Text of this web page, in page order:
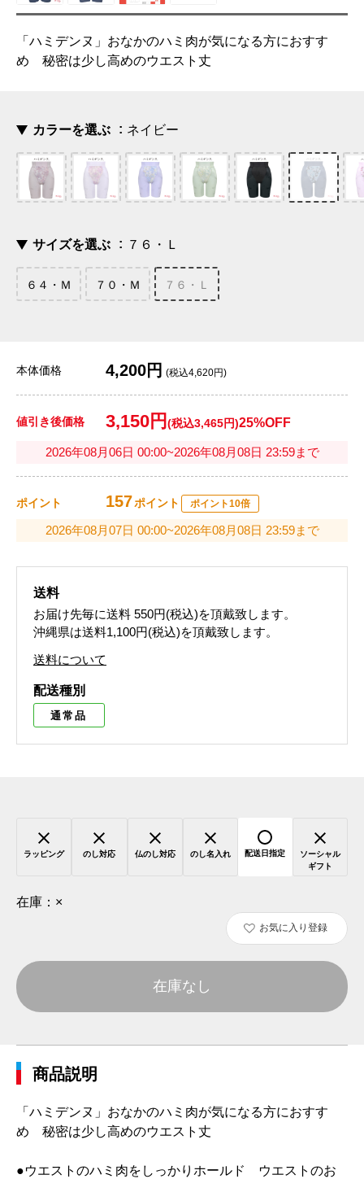
「ハミデンヌ」おなかのハミ肉が気になる方におすす
め 秘密は少し高めのウエスト丈
カラーを選ぶ ネイビー
サイズを選ぶ ７６・Ｌ
６４・Ｍ ７０・Ｍ ７６・Ｌ
本体価格 4,200円 (税込4,620円)
値引き後価格 3,150円 (税込3,465円)25%OFF
2026年08月06日 00:00~2026年08月08日 23:59まで
ポイント 157ポイント ポイント10倍
2026年08月07日 00:00~2026年08月08日 23:59まで
送料
お届け先毎に送料 550円(税込)を頂戴致します。
沖縄県は送料1,100円(税込)を頂戴致します。
送料について
配送種別
通常品
ラッピング のし対応 仏のし対応 のし名入れ 配送日指定
ソーシャル
ギフト
在庫： ×
お気に入り登録
在庫なし
商品説明
「ハミデンヌ」おなかのハミ肉が気になる方におすす
め 秘密は少し高めのウエスト丈
●ウエストのハミ肉をしっかりホールド ウエストのお